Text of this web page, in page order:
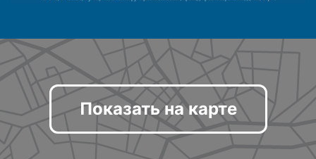
Показать на карте